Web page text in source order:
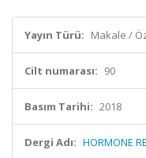
Yayın Türü: Makale /
Cilt numarası: 90
Basım Tarihi: 2018
Dergi Adı: HORMONE